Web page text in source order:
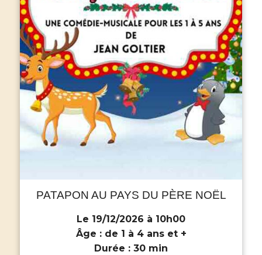
PATAPON AU PAYS DU PÈRE NOËL
Le 19/12/2026 à 10h00
Âge :de 1 à 4 ans et +
Durée : 30 min